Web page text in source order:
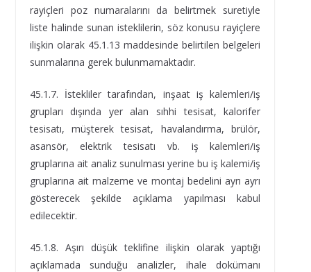
rayiçleri poz numaralarını da belirtmek suretiyle
liste halinde sunan isteklilerin, söz konusu rayiçlere
ilişkin olarak 45.1.13 maddesinde belirtilen belgeleri
sunmalarına gerek bulunmamaktadır.
45.1.7. İstekliler tarafından, inşaat iş kalemleri/iş
grupları dışında yer alan sıhhi tesisat, kalorifer
tesisatı, müşterek tesisat, havalandırma, brülör,
asansör, elektrik tesisatı vb. iş kalemleri/iş
gruplarına ait analiz sunulması yerine bu iş kalemi/iş
gruplarına ait malzeme ve montaj bedelini ayrı ayrı
gösterecek şekilde açıklama yapılması kabul
edilecektir.
45.1.8. Aşırı düşük teklifine ilişkin olarak yaptığı
açıklamada sunduğu analizler, ihale dokümanı